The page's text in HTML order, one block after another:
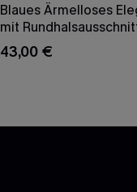
Blaues Ärmelloses
mit
43,00 €